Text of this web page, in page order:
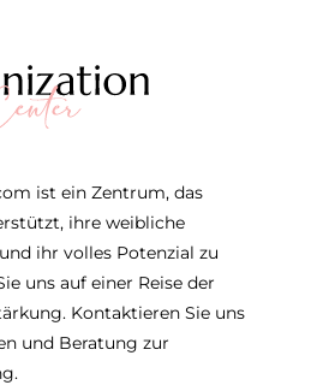
ist ein Zentrum, das
ihre weibliche
ihr volles Potenzial zu
uns auf einer Reise der
Kontaktieren Sie uns
und Beratung zur